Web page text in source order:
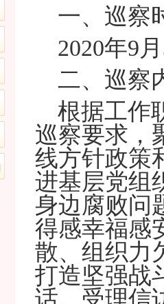
一、巡察
2020年9
二、巡察
根据工作
巡察要求，
线方针政策
进基层党组
身边腐败问
得感幸福感
散、组织力
打造坚强战
话、受理信